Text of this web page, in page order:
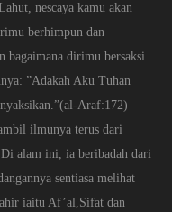
nescaya kamu akan
berhimpun dan
bagaimana dirimu bersaksi
”Adakah Aku Tuhan
Araf:172)
ilmunya terus dari
alam ini, ia beribadah dari
sentiasa melihat
iaitu Af’al,Sifat dan